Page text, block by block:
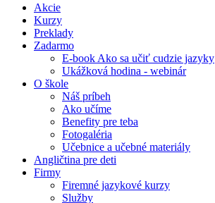
Akcie
Kurzy
Preklady
Zadarmo
E-book Ako sa učiť cudzie jazyky
Ukážková hodina - webinár
O škole
Náš príbeh
Ako učíme
Benefity pre teba
Fotogaléria
Učebnice a učebné materiály
Angličtina pre deti
Firmy
Firemné jazykové kurzy
Služby